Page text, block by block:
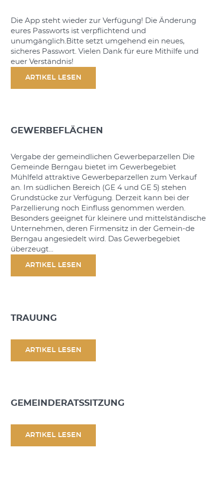
Die App steht wieder zur Verfügung! Die Änderung
eures Passworts ist verpflichtend und
unumgänglich.Bitte setzt umgehend ein neues,
sicheres Passwort. Vielen Dank für eure Mithilfe und
euer Verständnis!
ARTIKEL LESEN
GEWERBEFLÄCHEN
Vergabe der gemeindlichen Gewerbeparzellen Die
Gemeinde Berngau bietet im Gewerbegebiet
Mühlfeld attraktive Gewerbeparzellen zum Verkauf
an. Im südlichen Bereich (GE 4 und GE 5) stehen
Grundstücke zur Verfügung. Derzeit kann bei der
Parzellierung noch Einfluss genommen werden.
Besonders geeignet für kleinere und mittelständische
Unternehmen, deren Firmensitz in der Gemein-de
Berngau angesiedelt wird. Das Gewerbegebiet
überzeugt…
ARTIKEL LESEN
TRAUUNG
ARTIKEL LESEN
GEMEINDERATSSITZUNG
ARTIKEL LESEN